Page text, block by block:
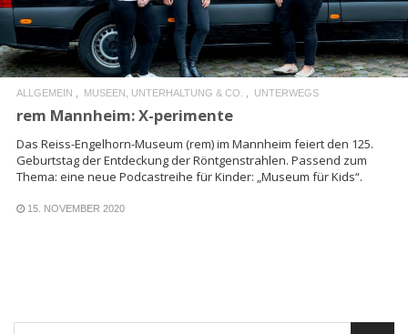
ALLGEMEIN MUSEEN, UNTERHALTUNG & CO. UNTERWEGS
rem Mannheim: X-perimente
Das Reiss-Engelhorn-Museum (rem) im Mannheim feiert den 125.
Geburtstag der Entdeckung der Röntgenstrahlen. Passend zum
Thema: eine neue Podcastreihe für Kinder: „Museum für Kids“.
15. NOVEMBER 2020